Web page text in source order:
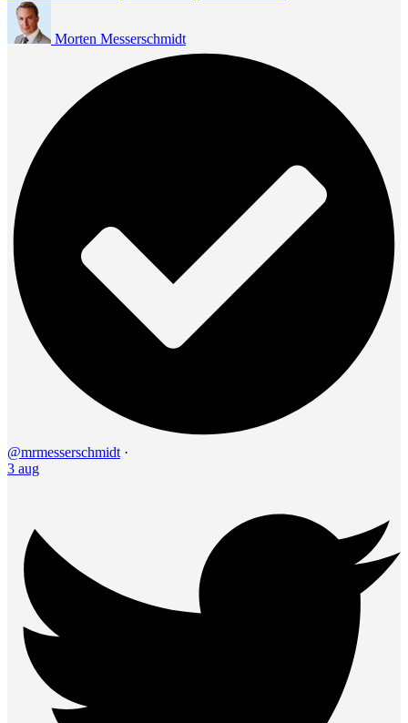
Morten Messerschmidt
@mrmesserschmidt ·
3 aug